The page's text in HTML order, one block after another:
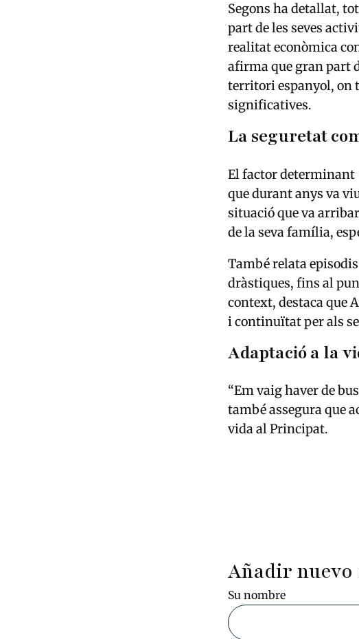
Segons ha detallat,
part de les seves
realitat econòmica
afirma que gran part
territori espanyol, on
significatives.
La seguretat
El factor determinant
que durant anys va
situació que va
de la seva família,
També relata
dràstiques, fins al
context, destaca que
i continuïtat per als
Adaptació a la
“Em vaig haver de
també assegura que
vida al Principat.
Añadir
Su nombre